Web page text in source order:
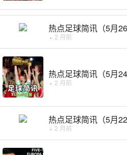
热点足球简讯（5月
· 2 月前
热点足球简讯（5月
· 2 月前
热点足球简讯（5月
· 2 月前